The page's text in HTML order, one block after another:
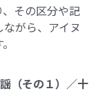
その区分や記
がら、アイヌ
（その１）／十